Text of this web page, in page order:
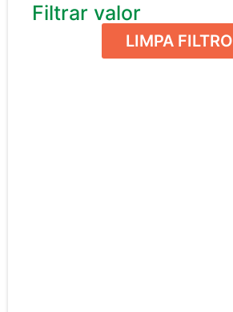
Filtrar valor
LIMPA FILTRO